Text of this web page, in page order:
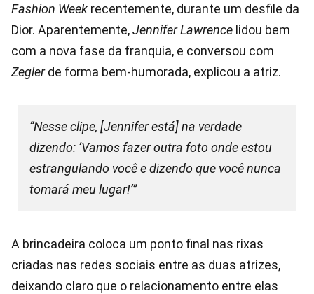
Fashion Week recentemente, durante um desfile da
Dior. Aparentemente,Jennifer Lawrence lidou bem
com a nova fase da franquia, e conversou com
Zeglerde forma bem-humorada, explicou a atriz.
“Nesse clipe, [Jennifer está] na verdade
dizendo: ‘Vamos fazer outra foto onde estou
estrangulando você e dizendo que você nunca
tomará meu lugar!’”
A brincadeira coloca um ponto final nas rixas
criadas nas redes sociais entre as duas atrizes,
deixando claro que o relacionamento entre elas